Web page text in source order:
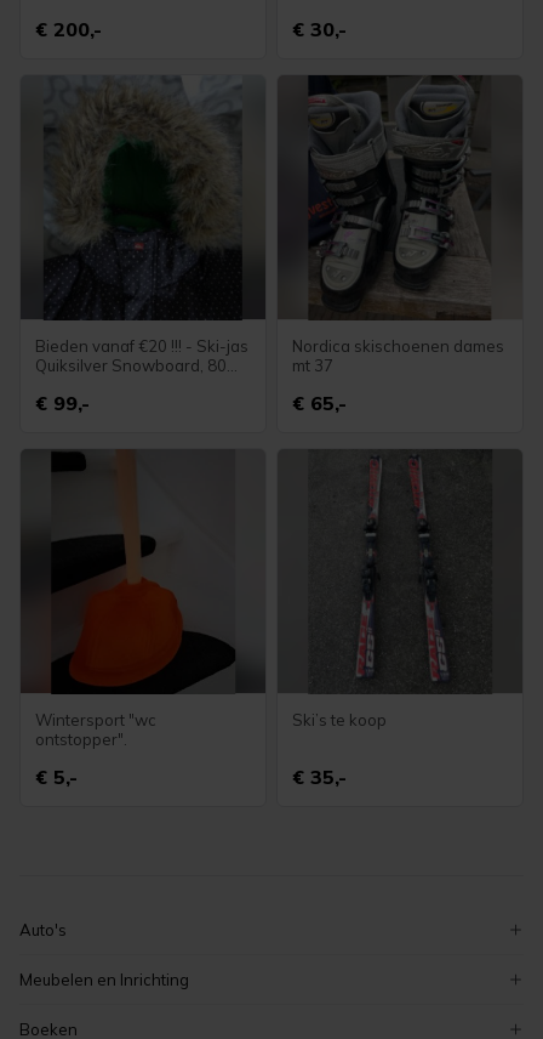
€ 200,- € 30,-
Bieden vanaf €20 !!! - Ski-jas
Quiksilver Snowboard, 80%
€ 99,-
Nordica skischoenen dames
mt 37
€ 65,-
Wintersport "wc
ontstopper".
€ 5,-
Ski’s te koop
€ 35,-
Auto's
volkswagen
Meubelen en Inrichting
decoratie
Boeken